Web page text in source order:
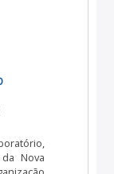
de
mas
e
o
é
grande
Nova